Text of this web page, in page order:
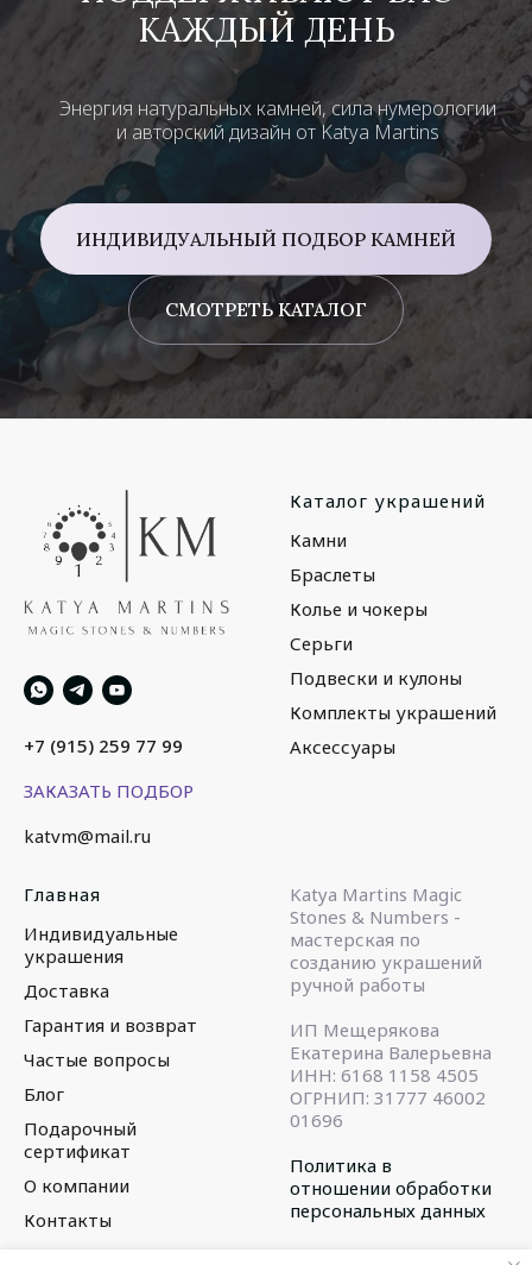
КАЖДЫЙ ДЕНЬ
Энергия натуральных камней, сила нумерологии
и авторский дизайн от Katya Martins
ИНДИВИДУАЛЬНЫЙ ПОДБОР КАМНЕЙ
СМОТРЕТЬ КАТАЛОГ
+7 (915) 259 77 99
ЗАКАЗАТЬ ПОДБОР
katvm@mail.ru
Каталог украшений
Камни
Браслеты
Колье и чокеры
Серьги
Подвески и кулоны
Комплекты украшений
Аксессуары
Главная
Индивидуальные
украшения
Доставка
Гарантия и возврат
Частые вопросы
Блог
Подарочный
сертификат
О компании
Контакты
Katya Martins Magic
Stones & Numbers -
мастерская по
созданию украшений
ручной работы
ИП Мещерякова
Екатерина Валерьевна
ИНН: 6168 1158 4505
ОГРНИП: 31777 46002
01696
Политика в
отношении обработки
персональных данных